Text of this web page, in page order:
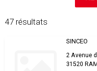
47 résultats
SINCEO
2 Avenue
31520